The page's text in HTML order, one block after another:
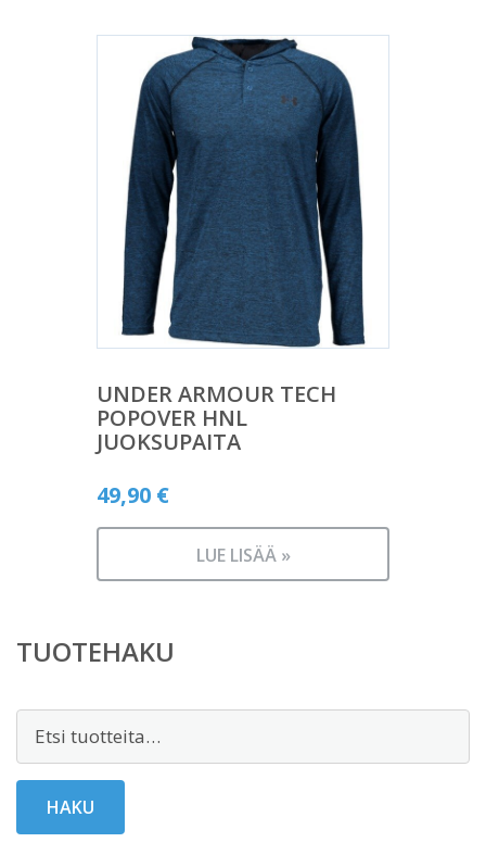
UNDER ARMOUR TECH
POPOVER HNL
JUOKSUPAITA
49,90 €
LUE LISÄÄ »
TUOTEHAKU
Etsi:
HAKU